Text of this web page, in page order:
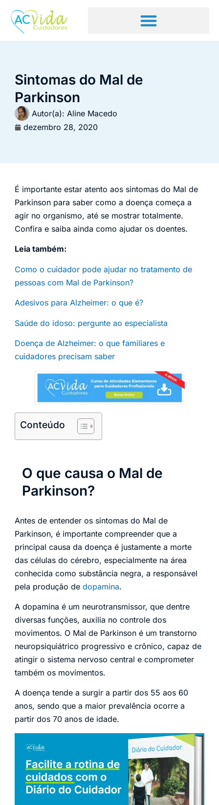
Sintomas do Mal de
Parkinson
Autor(a): Aline Macedo
dezembro 28, 2020
É importante estar atento aos sintomas do Mal de
Parkinson para saber como a doença começa a
agir no organismo, até se mostrar totalmente.
Confira e saiba ainda como ajudar os doentes.
Leia também:
Como o cuidador pode ajudar no tratamento de
pessoas com Mal de Parkinson?
Adesivos para Alzheimer: o que é?
Saúde do idoso: pergunte ao especialista
Doença de Alzheimer: o que familiares e
cuidadores precisam saber
Conteúdo
O que causa o Mal de
Parkinson?
Antes de entender os sintomas do Mal de
Parkinson, é importante compreender que a
principal causa da doença é justamente a morte
das células do cérebro, especialmente na área
conhecida como substância negra, a responsável
pela produção de dopamina.
A dopamina é um neurotransmissor, que dentre
diversas funções, auxilia no controle dos
movimentos. O Mal de Parkinson é um transtorno
neuropsiquiátrico progressivo e crônico, capaz de
atingir o sistema nervoso central e comprometer
também os movimentos.
A doença tende a surgir a partir dos 55 aos 60
anos, sendo que a maior prevalência ocorre a
partir dos 70 anos de idade.